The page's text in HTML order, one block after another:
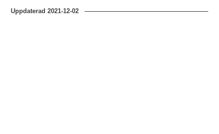
Uppdaterad2021-12-02